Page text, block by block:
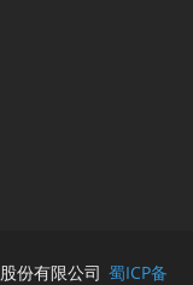
份有限公司 蜀ICP备